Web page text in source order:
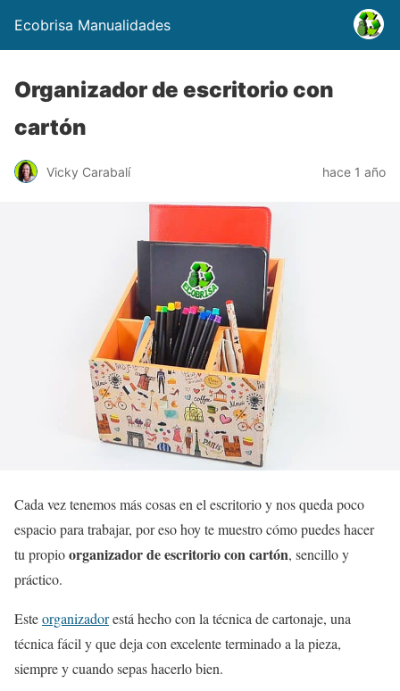
Ecobrisa Manualidades
Organizador de escritorio con
cartón
Vicky Carabalí hace 1 año
Cada vez tenemos más cosas en el escritorio y nos queda poco
espacio para trabajar, por eso hoy te muestro cómo puedes hacer
tu propioorganizador de escritorio con cartón, sencillo y
práctico.
Esteorganizadorestá hecho con la técnica de cartonaje, una
técnica fácil y que deja con excelente terminado a la pieza,
siempre y cuando sepas hacerlo bien.